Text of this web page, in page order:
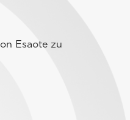
Esaote zu